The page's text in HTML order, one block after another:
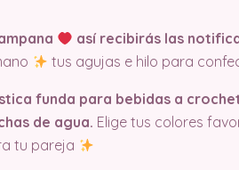
así recibirás las
tus agujas e hilo para
funda para bebidas a
de agua. Elige tus colores
tu pareja